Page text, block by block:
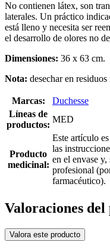
No contienen látex, son
laterales. Un práctico
está lleno y necesita ser
el desarrollo de olores no
Dimensiones: 36 x 63 cm.
Nota: desechar en
Marcas:
Duchesse
Líneas de
productos:
MED
Producto
medicinal:
Este artículo
las
en el envase
profesional
farmacéutico).
Valoraciones
Valora este producto